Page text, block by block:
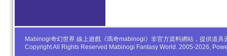
Mabinogi奇幻世界 線上遊戲《瑪奇mabinogi》非官方資料網站，提供道
Copyright All Rights Reserved Mabinogi Fantasy World. 2005-2026,